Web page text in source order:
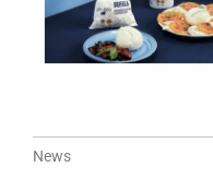
News